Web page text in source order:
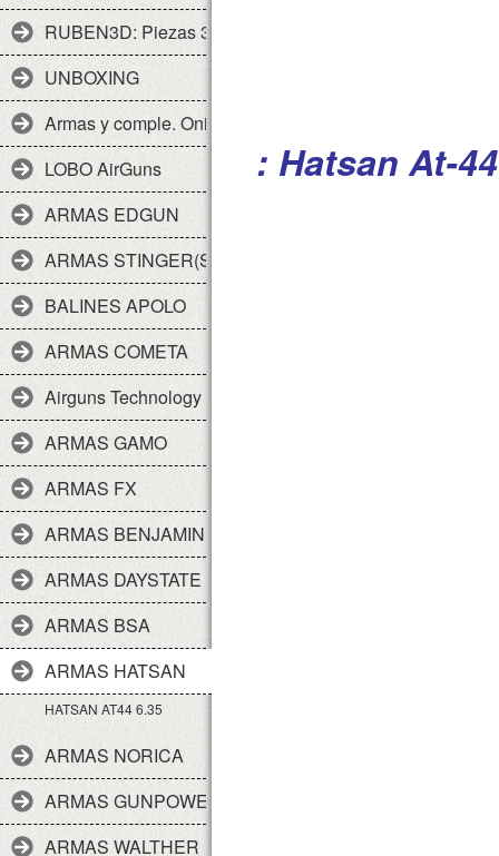
RUBEN3D: Piezas 3d
UNBOXING
Armas y comple. Onix
LOBO AirGuns
ARMAS EDGUN
ARMAS STINGER(SPA)
BALINES APOLO
ARMAS COMETA
Airguns Technology
ARMAS GAMO
ARMAS FX
ARMAS BENJAMIN
ARMAS DAYSTATE
ARMAS BSA
ARMAS HATSAN
HATSAN AT44 6.35
ARMAS NORICA
ARMAS GUNPOWER
ARMAS WALTHER
: Hatsan At-